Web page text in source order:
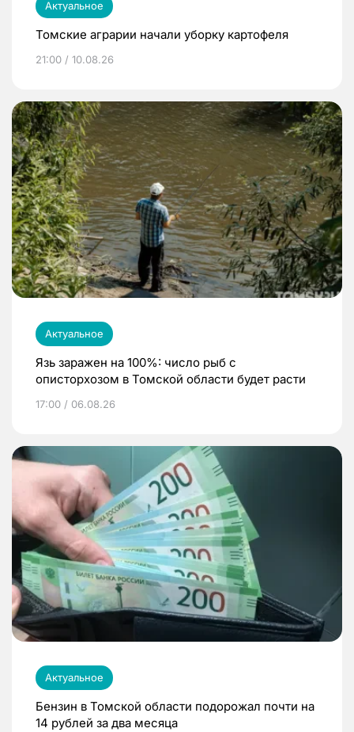
Актуальное
Томские аграрии начали уборку картофеля
21:00 / 10.08.26
Актуальное
Язь заражен на 100%: число рыб с
описторхозом в Томской области будет расти
17:00 / 06.08.26
Актуальное
Бензин в Томской области подорожал почти на
14 рублей за два месяца